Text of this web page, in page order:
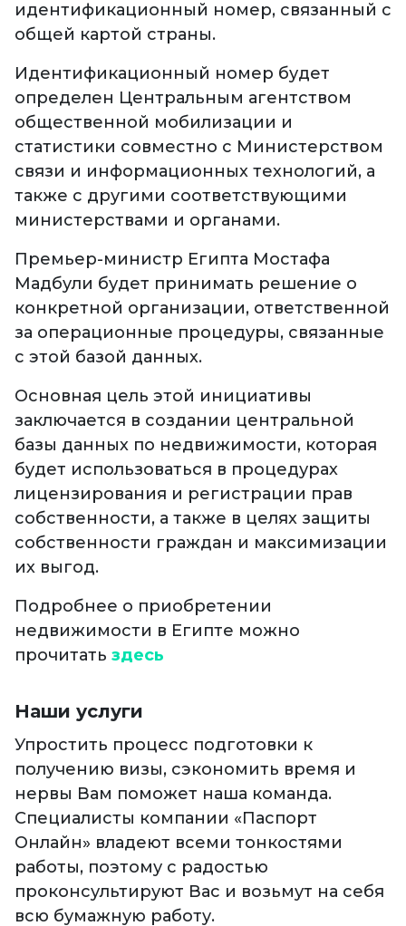
идентификационный номер, связанный с
общей картой страны.
Идентификационный номер будет
определен Центральным агентством
общественной мобилизации и
статистики совместно с Министерством
связи и информационных технологий, а
также с другими соответствующими
министерствами и органами.
Премьер-министр Египта Мостафа
Мадбули будет принимать решение о
конкретной организации, ответственной
за операционные процедуры, связанные
с этой базой данных.
Основная цель этой инициативы
заключается в создании центральной
базы данных по недвижимости, которая
будет использоваться в процедурах
лицензирования и регистрации прав
собственности, а также в целях защиты
собственности граждан и максимизации
их выгод.
Подробнее о приобретении
недвижимости в Египте можно
прочитать здесь
Наши услуги
Упростить процесс подготовки к
получению визы, сэкономить время и
нервы Вам поможет наша команда.
Специалисты компании «Паспорт
Онлайн» владеют всеми тонкостями
работы, поэтому с радостью
проконсультируют Вас и возьмут на себя
всю бумажную работу.